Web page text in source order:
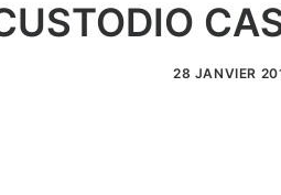
28 JANVIER